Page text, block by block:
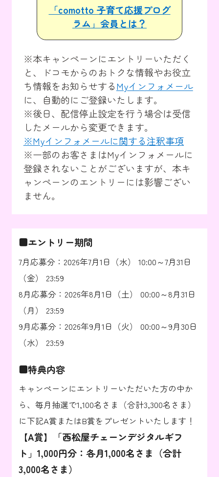
「comotto 子育て応援プログ
ラム」会員とは？
※本キャンペーンにエントリーいただく
と、ドコモからのおトクな情報やお役立
ち情報をお知らせするMyインフォメール
に、自動的にご登録いたします。
※後日、配信停止設定を行う場合は受信
したメールから変更できます。
※Myインフォメールに関する注釈事項
※一部のお客さまはMyインフォメールに
登録されないことがございますが、本キ
ャンペーンのエントリーには影響ござい
ません。
■エントリー期間
7月応募分：2026年7月1日（水） 10:00～7月31日
（金） 23:59
8月応募分：2026年8月1日（土） 00:00～8月31日
（月） 23:59
9月応募分：2026年9月1日（火） 00:00～9月30日
（水） 23:59
■特典内容
キャンペーンにエントリーいただいた方の中か
ら、毎月抽選で1,100名さま（合計3,300名さま）
に下記A賞またはB賞をプレゼントいたします！
【A賞】「西松屋チェーンデジタルギフ
ト」1,000円分：各月1,000名さま（合計
3,000名さま）